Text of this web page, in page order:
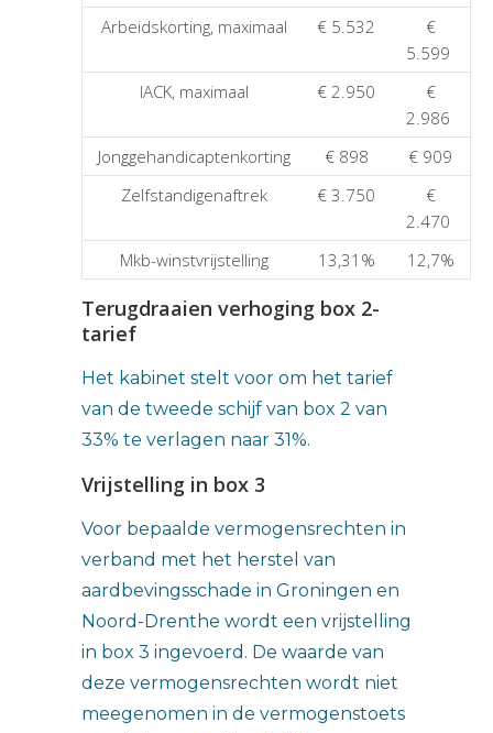
Arbeidskorting, maximaal
€ 5.532
€
5.599
IACK, maximaal
€ 2.950
€
2.986
Jonggehandicaptenkorting
€ 898
€ 909
Zelfstandigenaftrek
€ 3.750
€
2.470
Mkb-winstvrijstelling
13,31% 12,7%
Terugdraaien verhoging box 2-
tarief
Het kabinet stelt voor om het tarief
van de tweede schijf van box 2 van
33% te verlagen naar 31%.
Vrijstelling in box 3
Voor bepaalde vermogensrechten in
verband met het herstel van
aardbevingsschade in Groningen en
Noord-Drenthe wordt een vrijstelling
in box 3 ingevoerd. De waarde van
deze vermogensrechten wordt niet
meegenomen in de vermogenstoets